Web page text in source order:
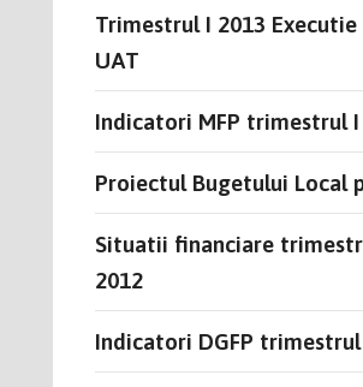
Trimestrul I 2013
UAT
Indicatori MFP trimestrul I
Proiectul Bugetului Local
Situatii financiare
2012
Indicatori DGFP trimestrul